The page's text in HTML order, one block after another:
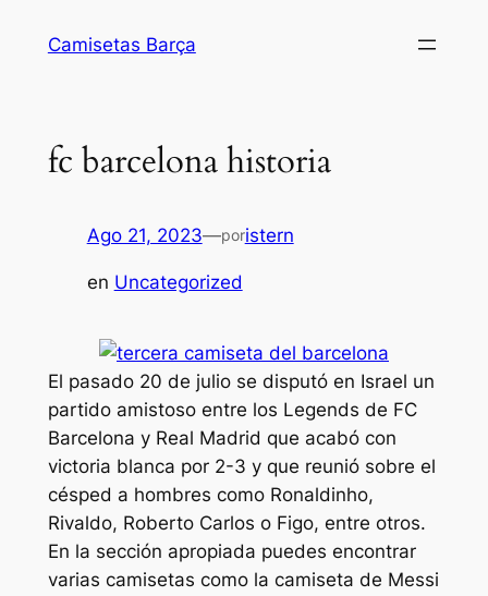
Camisetas Barça
fc barcelona historia
Ago 21, 2023—poristern
en Uncategorized
El pasado 20 de julio se disputó en Israel un
partido amistoso entre los Legends de FC
Barcelona y Real Madrid que acabó con
victoria blanca por 2-3 y que reunió sobre el
césped a hombres como Ronaldinho,
Rivaldo, Roberto Carlos o Figo, entre otros.
En la sección apropiada puedes encontrar
varias camisetas como la camiseta de Messi